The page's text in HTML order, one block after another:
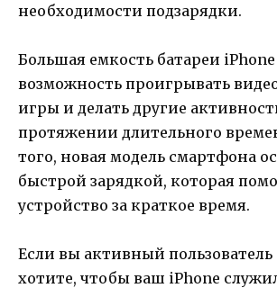
необходимости подзарядки.
Большая емкость батареи iPhone
возможность проигрывать
игры и делать другие
протяжении длительного
того, новая модель смартфона
быстрой зарядкой, которая
устройство за краткое время.
Если вы активный
хотите, чтобы ваш iPhone